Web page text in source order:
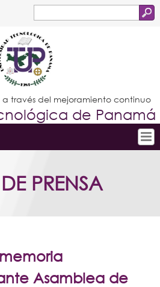
de
búsqueda
Estudiantes
Docentes
Administrativos
Graduados
través del mejoramiento continuo
de Panamá
Conoce la UTP
Extensión
PRENSA
memoria
Asamblea de